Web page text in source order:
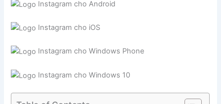
Instagram cho Android
Instagram cho iOS
Instagram cho Windows Phone
Instagram cho Windows 10